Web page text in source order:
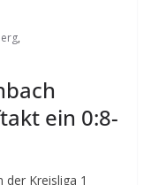
,
ein 0:8-
der Kreisliga 1